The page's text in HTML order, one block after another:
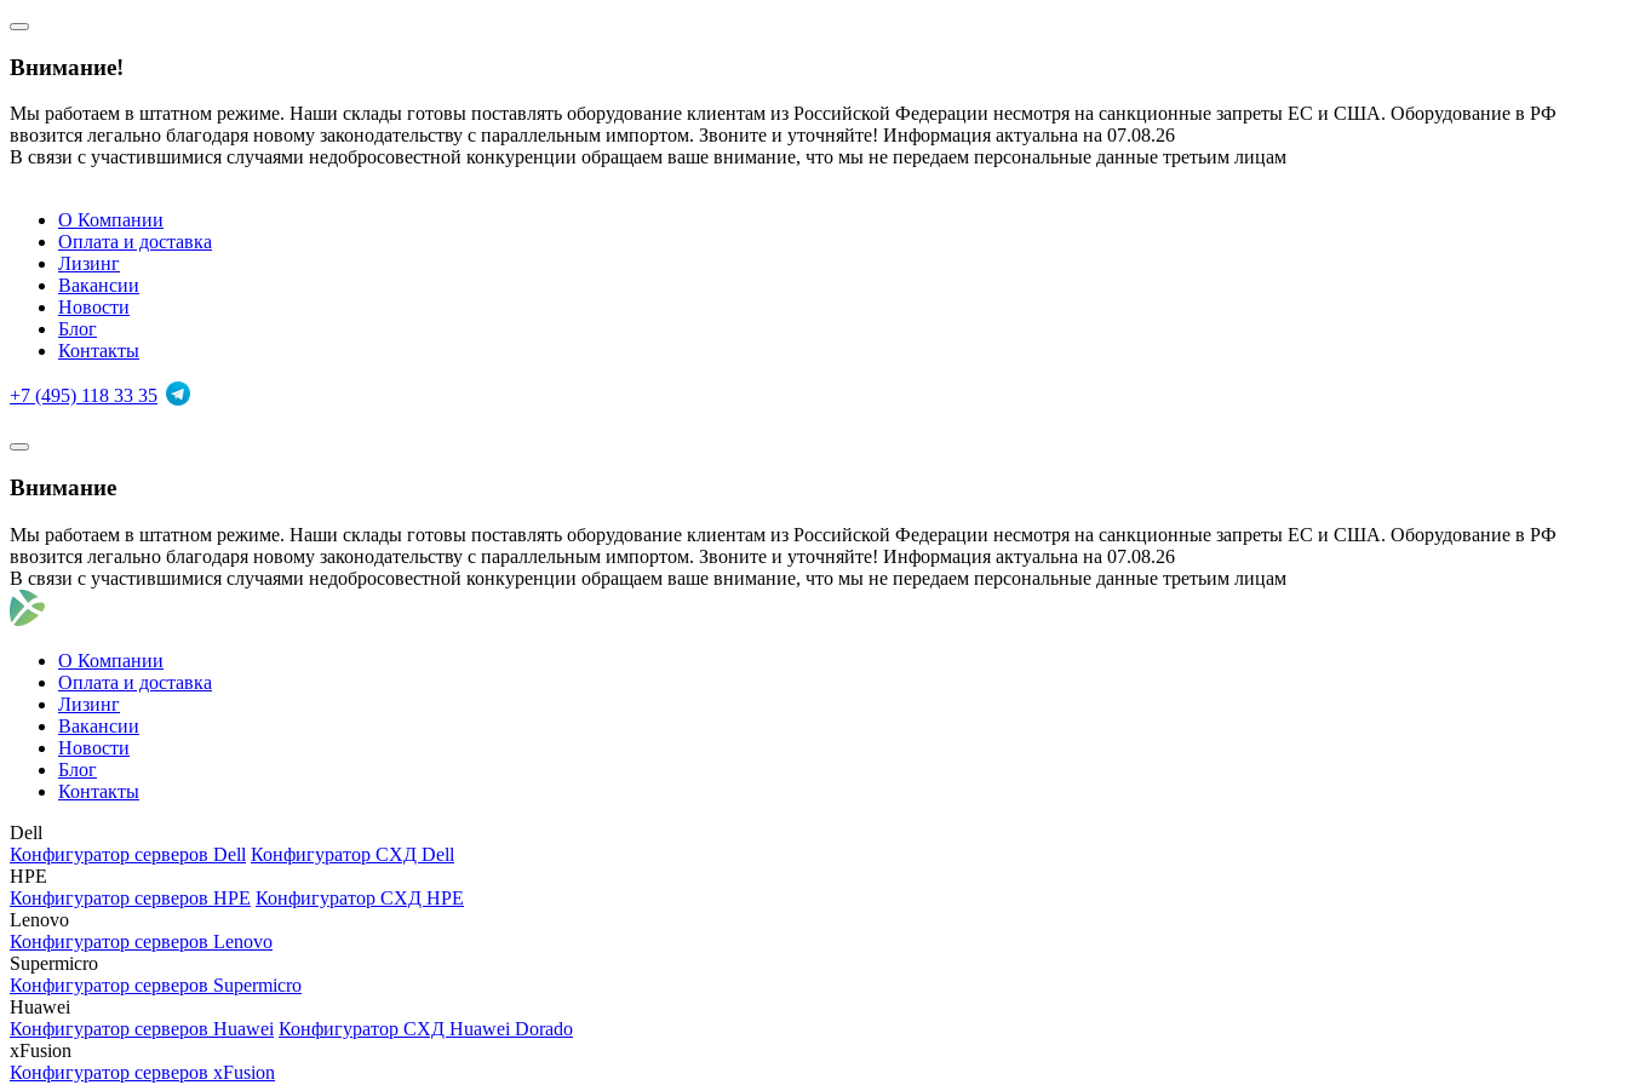
Внимание!
Мы работаем в штатном режиме. Наши склады готовы поставлять оборудование клиентам из Российской Федерации несмотря на санкционные запреты ЕС и США. Оборудование в РФ
ввозится легально благодаря новому законодательству с параллельным импортом. Звоните и уточняйте! Информация актуальна на 07.08.26
В связи с участившимися случаями недобросовестной конкуренции обращаем ваше внимание, что мы не передаем персональные данные третьим лицам
О Компании
Оплата и доставка
Лизинг
Вакансии
Новости
Блог
Контакты
+7 (495) 118 33 35
Внимание
Мы работаем в штатном режиме. Наши склады готовы поставлять оборудование клиентам из Российской Федерации несмотря на санкционные запреты ЕС и США. Оборудование в РФ
ввозится легально благодаря новому законодательству с параллельным импортом. Звоните и уточняйте! Информация актуальна на 07.08.26
В связи с участившимися случаями недобросовестной конкуренции обращаем ваше внимание, что мы не передаем персональные данные третьим лицам
О Компании
Оплата и доставка
Лизинг
Вакансии
Новости
Блог
Контакты
Dell
Конфигуратор серверов Dell Конфигуратор СХД Dell
HPE
Конфигуратор серверов HPE Конфигуратор СХД HPE
Lenovo
Конфигуратор серверов Lenovo
Supermicro
Конфигуратор серверов Supermicro
Huawei
Конфигуратор серверов Huawei Конфигуратор СХД Huawei Dorado
xFusion
Конфигуратор серверов xFusion